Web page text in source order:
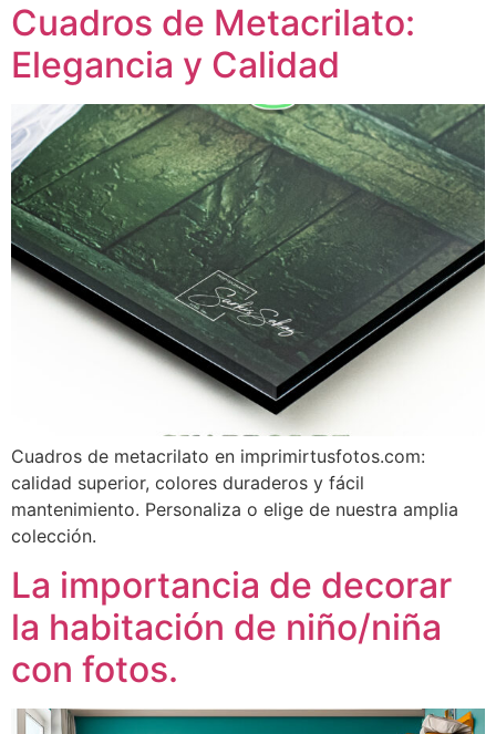
Cuadros de Metacrilato:
Elegancia y Calidad
Cuadros de metacrilato en imprimirtusfotos.com:
calidad superior, colores duraderos y fácil
mantenimiento. Personaliza o elige de nuestra amplia
colección.
La importancia de decorar
la habitación de niño/niña
con fotos.